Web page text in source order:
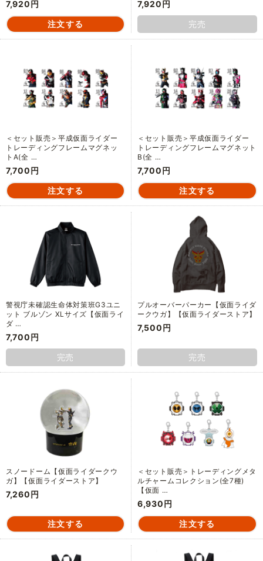
7,920円
7,920円
完売
＜セット販売＞平成仮面ライダー
トレーディングフレームマグネッ
トA(全 …
7,700円
＜セット販売＞平成仮面ライダー
トレーディングフレームマグネット
B(全 …
7,700円
警視庁未確認生命体対策班G3ユニ
ット ブルゾン XLサイズ【仮面ライ
ダ …
7,700円
完売
プルオーバーパーカー【仮面ライダ
ークウガ】【仮面ライダーストア】
7,500円
完売
スノードーム【仮面ライダークウ
ガ】【仮面ライダーストア】
7,260円
＜セット販売＞トレーディングメタ
ルチャームコレクション(全7種)
【仮面 …
6,930円